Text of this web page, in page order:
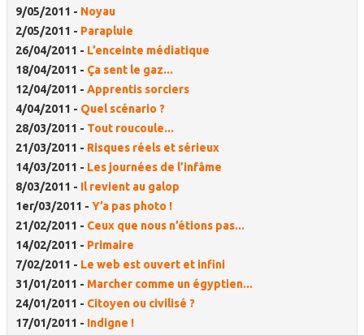
9/05/2011 - Noyau
2/05/2011 - Parapluie
26/04/2011 - L’enceinte médiatique
18/04/2011 - Ça sent le gaz...
12/04/2011 - Apprentis sorciers
4/04/2011 - Quel scénario ?
28/03/2011 - Tout roucoule...
21/03/2011 - Risques réels et sérieux
14/03/2011 - Les journées de l’infâme
8/03/2011 - Il revient au galop
1er/03/2011 - Y’a pas photo !
21/02/2011 - Ceux que nous n’étions pas...
14/02/2011 - Primaire
7/02/2011 - Le web est ouvert et infini
31/01/2011 - Marcher comme un égyptien...
24/01/2011 - Citoyen ou civilisé ?
17/01/2011 - Indigne !